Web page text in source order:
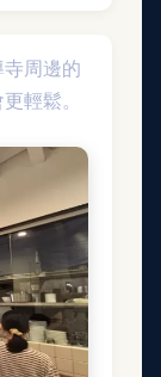
周邊的
輕鬆。